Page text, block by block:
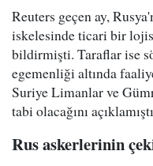
Reuters geçen ay,
iskelesinde ticari bir
bildirmişti. Taraflar ise
egemenliği altında
Suriye Limanlar ve
tabi olacağını
Rus askerlerinin